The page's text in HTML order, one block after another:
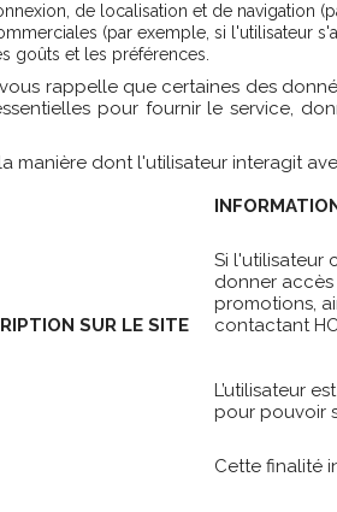
de localisation et de navigation
(par exemple, si l'utilisateur
goûts et les préférences.
vous rappelle que certaines des
pour fournir le service,
manière dont l'utilisateur interagit
SUR LE SITE
Si l'utilisateur
donner accès
promotions,
contactant
L’utilisateur
pour pouvoir
Cette finalité